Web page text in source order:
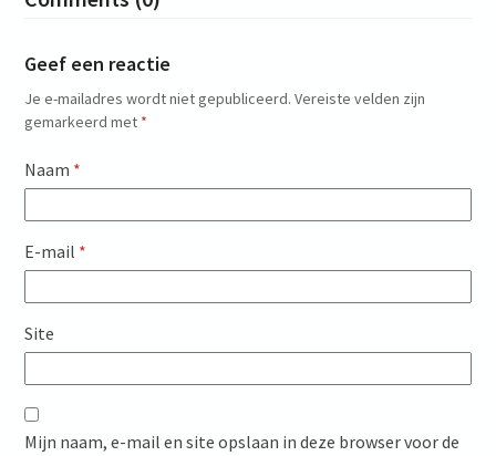
Geef een reactie
Je e-mailadres wordt niet gepubliceerd. Vereiste velden zijn
gemarkeerd met *
Naam *
E-mail *
Site
Mijn naam, e-mail en site opslaan in deze browser voor de